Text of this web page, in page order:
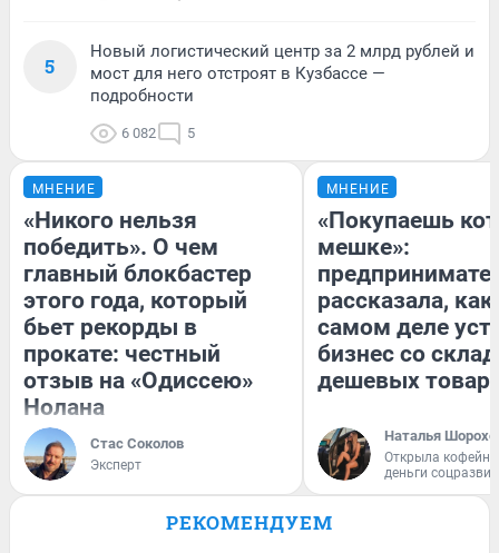
5
Новый логистический центр за 2 млрд рублей и
мост для него отстроят в Кузбассе —
подробности
6 082 5
МНЕНИЕ
«Никого нельзя
победить». О чем
главный блокбастер
этого года, который
бьет рекорды в
прокате: честный
отзыв на «Одиссею»
Нолана
Стас Соколов
Эксперт
МНЕНИЕ
«Покупаешь
мешке»:
рассказала, как
самом деле
бизнес со
дешевых
Наталья
Открыла
деньги
РЕКОМЕНДУЕМ